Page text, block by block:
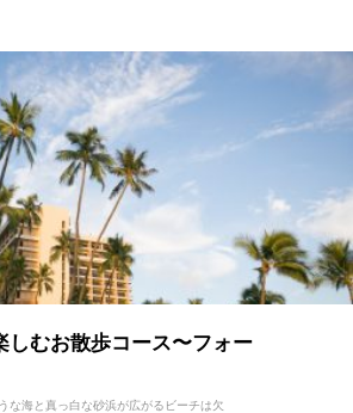
しむお散歩コース〜フォー
な海と真っ白な砂浜が広がるビーチは欠